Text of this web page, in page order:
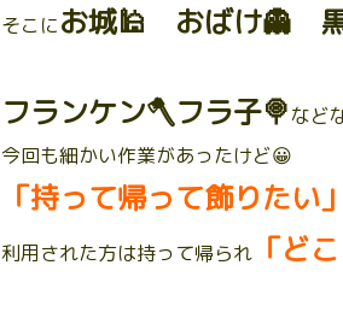
そこにお城🕌 おばけ👻
フランケン🪓フラ子🍭など
今回も細かい作業があったけど😀
「持って帰って飾りたい」
利用された方は持って帰られ 「ど